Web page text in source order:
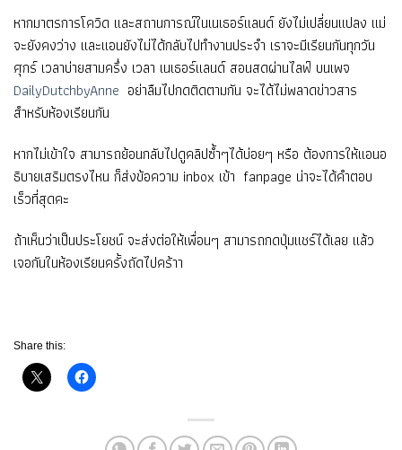
หากมาตรการโควิด และสถานการณ์ในเนเธอร์แลนด์ ยังไม่เปลี่ยนแปลง แม่
จะยังคงว่าง และแอนยังไม่ได้กลับไปทำงานประจำ เราจะมีเรียนกันทุกวัน
ศุกร์ เวลาบ่ายสามครึ่ง เวลา เนเธอร์แลนด์ สอนสดผ่านไลฟ์ บนเพจ
DailyDutchbyAnne อย่าลืมไปกดติดตามกัน จะได้ไม่พลาดข่าวสาร
สำหรับห้องเรียนกัน
หากไม่เข้าใจ สามารถย้อนกลับไปดูคลิปซ้ำๆได้บ่อยๆ หรือ ต้องการให้แอนอ
ธิบายเสริมตรงไหน ก็ส่งข้อความ inbox เข้า fanpage น่าจะได้คำตอบ
เร็วที่สุดคะ
ถ้าเห็นว่าเป็นประโยชน์ จะส่งต่อให้เพื่อนๆ สามารถกดปุ่มแชร์ได้เลย แล้ว
เจอกันในห้องเรียนครั้งถัดไปคร้าา
Share this: